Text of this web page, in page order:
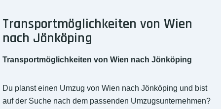
Transportmöglichkeiten von Wien
nach Jönköping
Transportmöglichkeiten von Wien nach Jönköping
Du planst einen Umzug von Wien nach Jönköping und bist
auf der Suche nach dem passenden Umzugsunternehmen?